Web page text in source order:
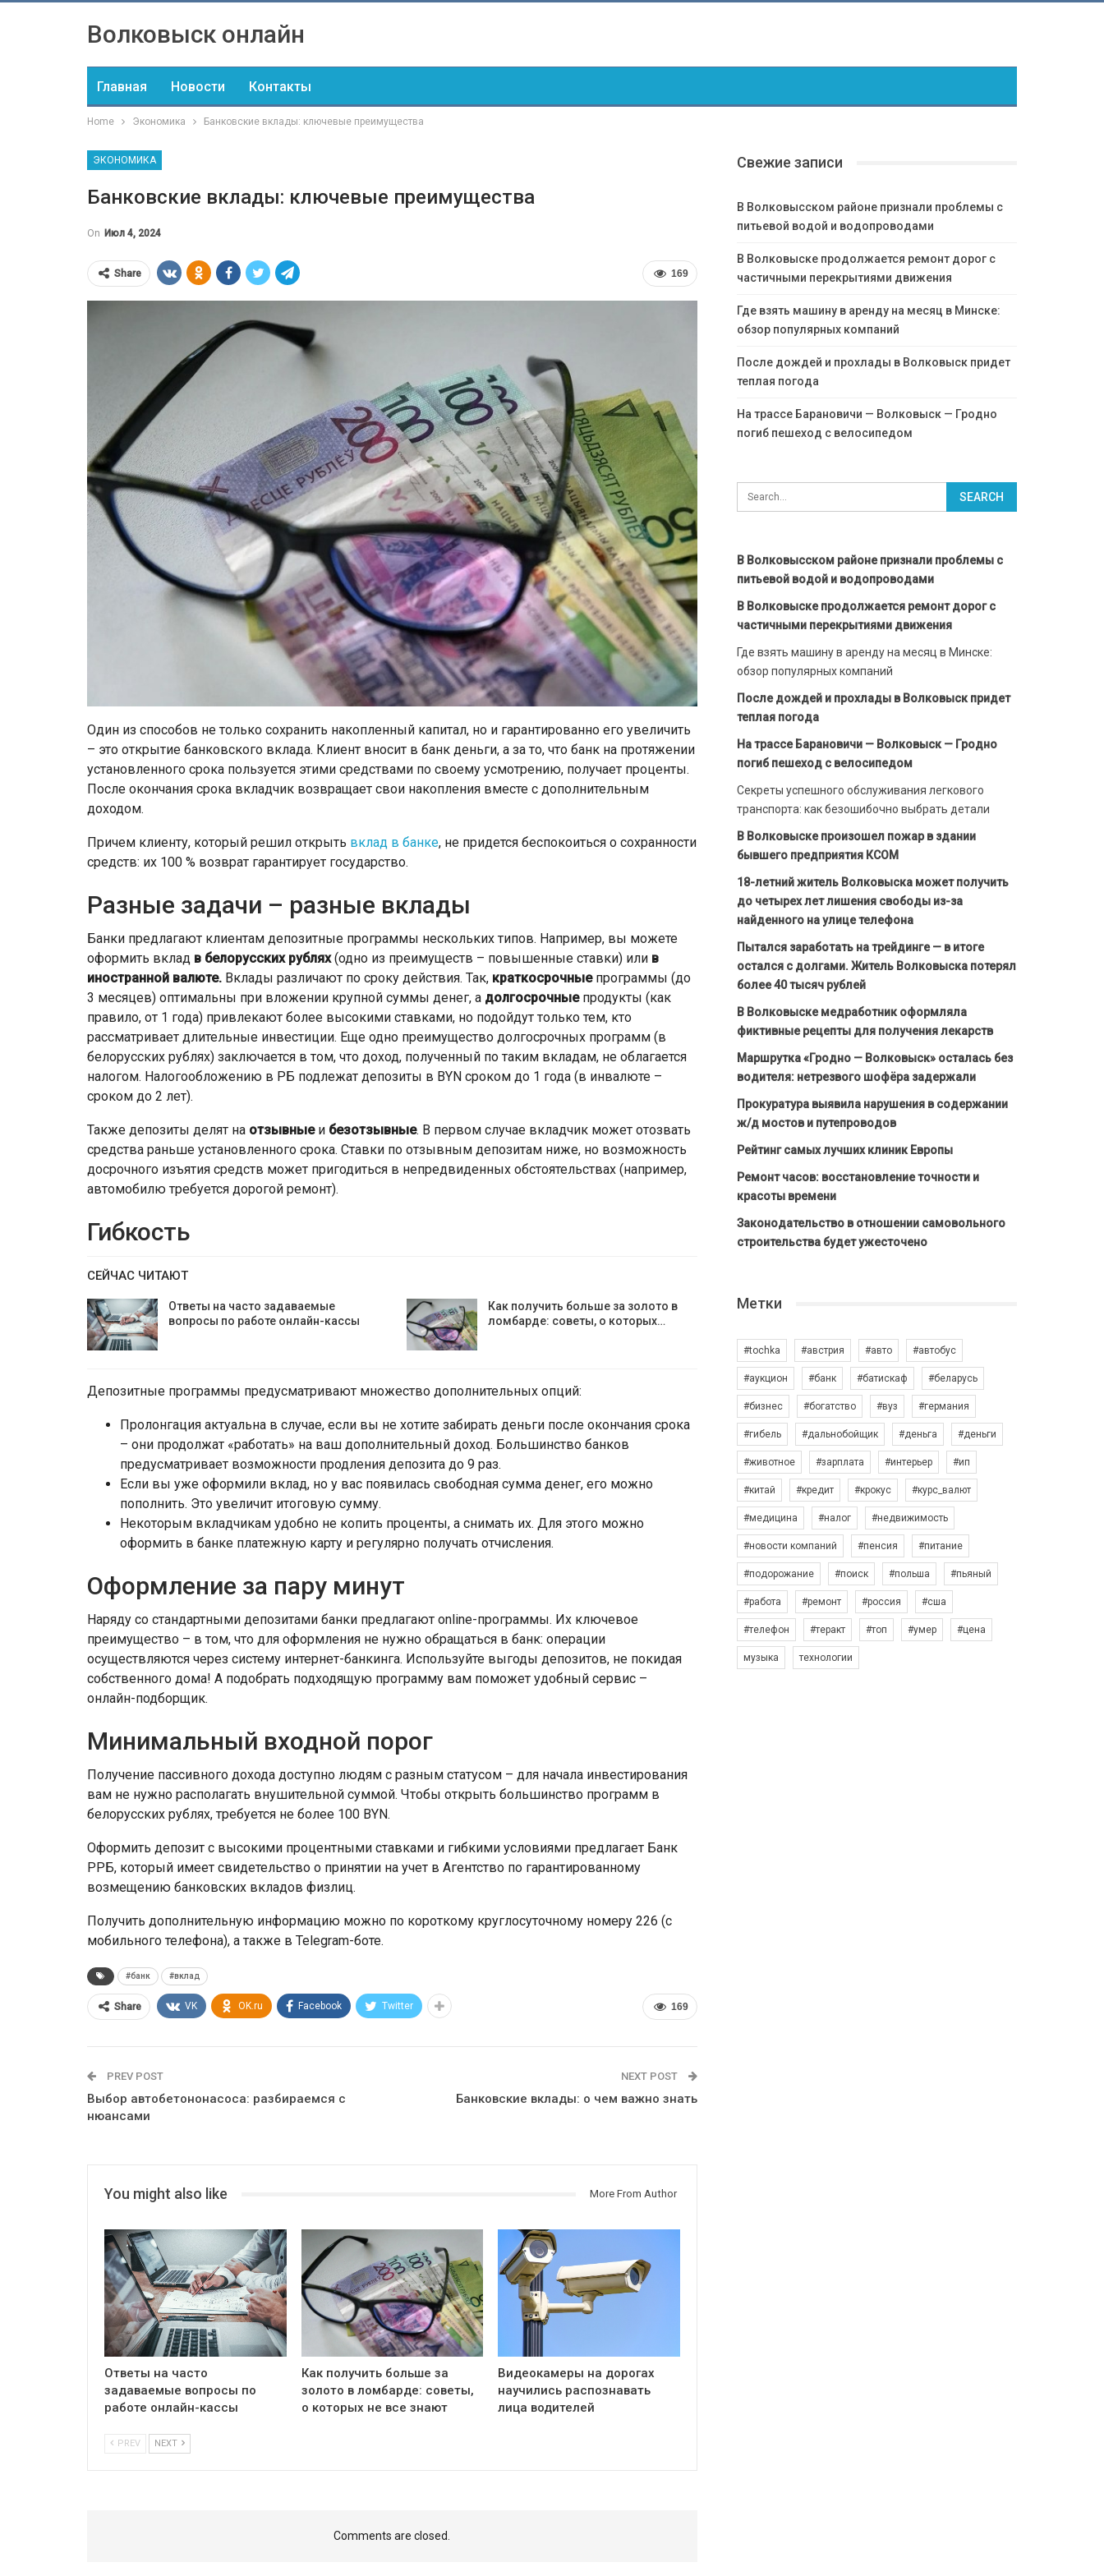
Волковыск онлайн
Главная Новости Контакты
Home Экономика Банковские вклады: ключевые преимущества
ЭКОНОМИКА
Банковские вклады: ключевые преимущества
On Июл 4, 2024
169
Share
Один из способов не только сохранить накопленный капитал, но и гарантированно его увеличить
– это открытие банковского вклада. Клиент вносит в банк деньги, а за то, что банк на протяжении
установленного срока пользуется этими средствами по своему усмотрению, получает проценты.
После окончания срока вкладчик возвращает свои накопления вместе с дополнительным
доходом.
Причем клиенту, который решил открыть вклад в банке, не придется беспокоиться о сохранности
средств: их 100 % возврат гарантирует государство.
Разные задачи – разные вклады
Банки предлагают клиентам депозитные программы нескольких типов. Например, вы можете
оформить вклад в белорусских рублях(одно из преимуществ – повышенные ставки) или в
иностранной валюте. Вклады различают по сроку действия. Так, краткосрочныепрограммы (до
3 месяцев) оптимальны при вложении крупной суммы денег, а долгосрочныепродукты (как
правило, от 1 года) привлекают более высокими ставками, но подойдут только тем, кто
рассматривает длительные инвестиции. Еще одно преимущество долгосрочных программ (в
белорусских рублях) заключается в том, что доход, полученный по таким вкладам, не облагается
налогом. Налогообложению в РБ подлежат депозиты в BYN сроком до 1 года (в инвалюте –
сроком до 2 лет).
Также депозиты делят на отзывныеи безотзывные. В первом случае вкладчик может отозвать
средства раньше установленного срока. Ставки по отзывным депозитам ниже, но возможность
досрочного изъятия средств может пригодиться в непредвиденных обстоятельствах (например,
автомобилю требуется дорогой ремонт).
Гибкость
СЕЙЧАС ЧИТАЮТ
Ответы на часто задаваемые
вопросы по работе онлайн-кассы
Как получить больше за золото в
ломбарде: советы, о которых…
Депозитные программы предусматривают множество дополнительных опций:
Пролонгация актуальна в случае, если вы не хотите забирать деньги после окончания срока
– они продолжат «работать» на ваш дополнительный доход. Большинство банков
предусматривает возможности продления депозита до 9 раз.
Если вы уже оформили вклад, но у вас появилась свободная сумма денег, его можно
пополнить. Это увеличит итоговую сумму.
Некоторым вкладчикам удобно не копить проценты, а снимать их. Для этого можно
оформить в банке платежную карту и регулярно получать отчисления.
Оформление за пару минут
Наряду со стандартными депозитами банки предлагают online-программы. Их ключевое
преимущество – в том, что для оформления не нужно обращаться в банк: операции
осуществляются через систему интернет-банкинга. Используйте выгоды депозитов, не покидая
собственного дома! А подобрать подходящую программу вам поможет удобный сервис –
онлайн-подборщик.
Минимальный входной порог
Получение пассивного дохода доступно людям с разным статусом – для начала инвестирования
вам не нужно располагать внушительной суммой. Чтобы открыть большинство программ в
белорусских рублях, требуется не более 100 BYN.
Оформить депозит с высокими процентными ставками и гибкими условиями предлагает Банк
РРБ, который имеет свидетельство о принятии на учет в Агентство по гарантированному
возмещению банковских вкладов физлиц.
Получить дополнительную информацию можно по короткому круглосуточному номеру 226 (с
мобильного телефона), а также в Telegram-боте.
#банк #вклад
169
Share VK OK.ru Facebook Twitter
PREV POST
Выбор автобетононасоса: разбираемся с
нюансами
NEXT POST
Банковские вклады: о чем важно знать
You might also like More From Author
Ответы на часто
задаваемые вопросы по
работе онлайн-кассы
Как получить больше за
золото в ломбарде: советы,
о которых не все знают
Видеокамеры на дорогах
научились распознавать
лица водителей
PREV NEXT
Comments are closed.
Свежие записи
В Волковысском районе признали проблемы с
питьевой водой и водопроводами
В Волковыске продолжается ремонт дорог с
частичными перекрытиями движения
Где взять машину в аренду на месяц в Минске:
обзор популярных компаний
После дождей и прохлады в Волковыск придет
теплая погода
На трассе Барановичи — Волковыск — Гродно
погиб пешеход с велосипедом
В Волковысском районе признали проблемы с
питьевой водой и водопроводами
В Волковыске продолжается ремонт дорог с
частичными перекрытиями движения
Где взять машину в аренду на месяц в Минске:
обзор популярных компаний
После дождей и прохлады в Волковыск придет
теплая погода
На трассе Барановичи — Волковыск — Гродно
погиб пешеход с велосипедом
Секреты успешного обслуживания легкового
транспорта: как безошибочно выбрать детали
В Волковыске произошел пожар в здании
бывшего предприятия КСОМ
18-летний житель Волковыска может получить
до четырех лет лишения свободы из-за
найденного на улице телефона
Пытался заработать на трейдинге — в итоге
остался с долгами. Житель Волковыска потерял
более 40 тысяч рублей
В Волковыске медработник оформляла
фиктивные рецепты для получения лекарств
Маршрутка «Гродно — Волковыск» осталась без
водителя: нетрезвого шофёра задержали
Прокуратура выявила нарушения в содержании
ж/д мостов и путепроводов
Рейтинг самых лучших клиник Европы
Ремонт часов: восстановление точности и
красоты времени
Законодательство в отношении самовольного
строительства будет ужесточено
Метки
#tochka #австрия #авто #автобус
#аукцион #банк #батискаф #беларусь
#бизнес #богатство #вуз #германия
#гибель #дальнобойщик #деньга #деньги
#животное #зарплата #интерьер #ип
#китай #кредит #крокус #курс_валют
#медицина #налог #недвижимость
#новости компаний #пенсия #питание
#подорожание #поиск #польша #пьяный
#работа #ремонт #россия #сша
#телефон #теракт #топ #умер #цена
музыка технологии